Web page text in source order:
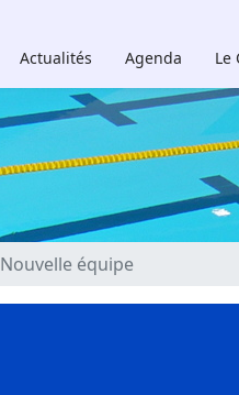
Actualités Agenda Le
Nouvelle équipe